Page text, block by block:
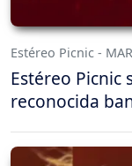
Estéreo Picnic -
Estéreo Picnic
reconocida